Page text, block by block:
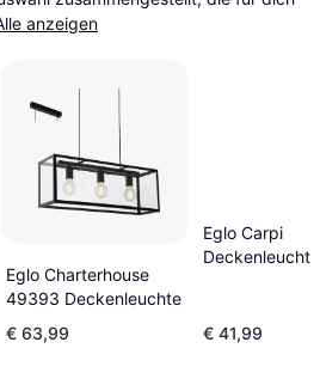
anzeigen
Eglo Charterhouse
49393 Deckenleuchte
€ 63,99
Eglo Carpi
Deckenleuchte
€ 41,99